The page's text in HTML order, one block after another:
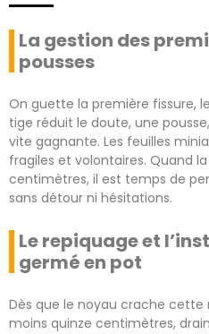
La gestion des
pousses
On guette la première fissure,
tige réduit le doute, une
vite gagnante. Les feuilles
fragiles et volontaires. Quand
centimètres, il est temps de
sans détour ni hésitations.
Le repiquage et
germé en pot
Dès que le noyau crache cette
moins quinze centimètres,